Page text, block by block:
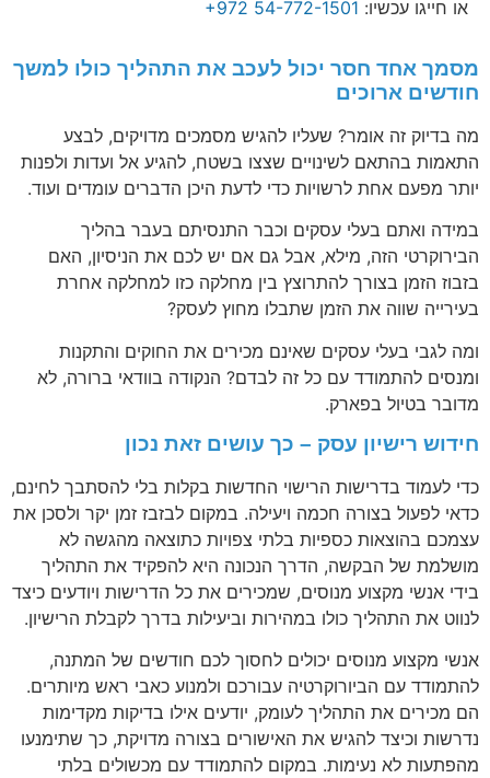
או חייגו עכשיו: ⁦ +972 54-772-1501
מסמך אחד חסר יכול לעכב את התהליך כולו למשך
חודשים ארוכים
מה בדיוק זה אומר? שעליו להגיש מסמכים מדויקים, לבצע
התאמות בהתאם לשינויים שצצו בשטח, להגיע אל ועדות ולפנות
יותר מפעם אחת לרשויות כדי לדעת היכן הדברים עומדים ועוד.
במידה ואתם בעלי עסקים וכבר התנסיתם בעבר בהליך
הבירוקרטי הזה, מילא, אבל גם אם יש לכם את הניסיון, האם
בזבוז הזמן בצורך להתרוצץ בין מחלקה כזו למחלקה אחרת
בעירייה שווה את הזמן שתבלו מחוץ לעסק?
ומה לגבי בעלי עסקים שאינם מכירים את החוקים והתקנות
ומנסים להתמודד עם כל זה לבדם? הנקודה בוודאי ברורה, לא
מדובר בטיול בפארק.
חידוש רישיון עסק – כך עושים זאת נכון
כדי לעמוד בדרישות הרישוי החדשות בקלות בלי להסתבך לחינם,
כדאי לפעול בצורה חכמה ויעילה. במקום לבזבז זמן יקר ולסכן את
עצמכם בהוצאות כספיות בלתי צפויות כתוצאה מהגשה לא
מושלמת של הבקשה, הדרך הנכונה היא להפקיד את התהליך
בידי אנשי מקצוע מנוסים, שמכירים את כל הדרישות ויודעים כיצד
לנווט את התהליך כולו במהירות וביעילות בדרך לקבלת הרישיון.
אנשי מקצוע מנוסים יכולים לחסוך לכם חודשים של המתנה,
להתמודד עם הביורוקרטיה עבורכם ולמנוע כאבי ראש מיותרים.
הם מכירים את התהליך לעומק, יודעים אילו בדיקות מקדימות
נדרשות וכיצד להגיש את האישורים בצורה מדויקת, כך שתימנעו
מהפתעות לא נעימות. במקום להתמודד עם מכשולים בלתי